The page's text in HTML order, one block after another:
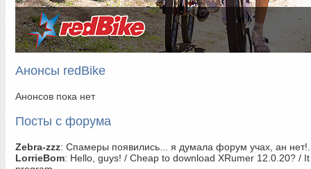
Анонсы redBike
Анонсов пока нет
Посты с форума
Zebra-zzz: Спамеры появились... я думала форум учах, ан
LorrieBom: Hello, guys! / Cheap to download XRumer 12.0.20? /